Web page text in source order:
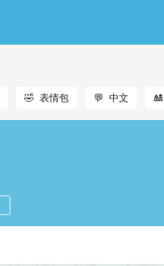
🤣 表情包 💬 中文 🎎